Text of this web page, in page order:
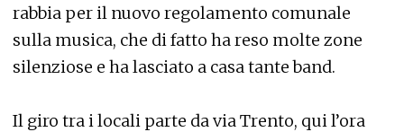
rabbia per il nuovo regolamento comunale
sulla musica, che di fatto ha reso molte zone
silenziose e ha lasciato a casa tante band.
Il giro tra i locali parte da via Trento, qui l’ora